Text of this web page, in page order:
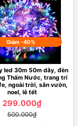
Giảm -40%
led 30m 50m dây, đèn
Thấm Nước, trang trí
ngoài trời, sân vườn,
noel, lễ tết
299.000₫
500.000₫